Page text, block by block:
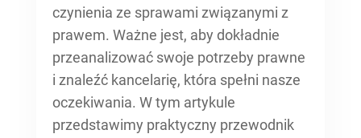
czynienia ze sprawami związanymi z
prawem. Ważne jest, aby dokładnie
przeanalizować swoje potrzeby prawne
i znaleźć kancelarię, która spełni nasze
oczekiwania. W tym artykule
przedstawimy praktyczny przewodnik